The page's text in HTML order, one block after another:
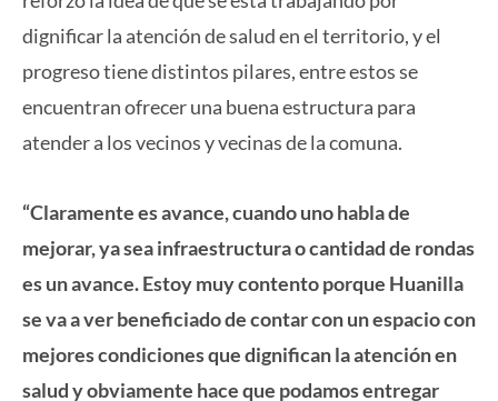
dignificar la atención de salud en el territorio, y el
progreso tiene distintos pilares, entre estos se
encuentran ofrecer una buena estructura para
atender a los vecinos y vecinas de la comuna.
“Claramente es avance, cuando uno habla de
mejorar, ya sea infraestructura o cantidad de rondas
es un avance. Estoy muy contento porque Huanilla
se va a ver beneficiado de contar con un espacio con
mejores condiciones que dignifican la atención en
salud y obviamente hace que podamos entregar